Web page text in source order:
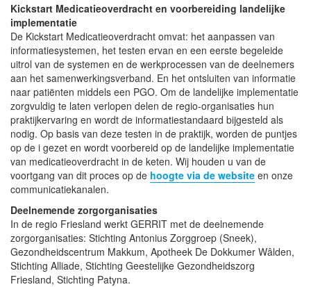
Kickstart Medicatieoverdracht en voorbereiding landelijke
implementatie
De Kickstart Medicatieoverdracht omvat: het aanpassen van
informatiesystemen, het testen ervan en een eerste begeleide
uitrol van de systemen en de werkprocessen van de deelnemers
aan het samenwerkingsverband. En het ontsluiten van informatie
naar patiënten middels een PGO. Om de landelijke implementatie
zorgvuldig te laten verlopen delen de regio-organisaties hun
praktijkervaring en wordt de informatiestandaard bijgesteld als
nodig. Op basis van deze testen in de praktijk, worden de puntjes
op de i gezet en wordt voorbereid op de landelijke implementatie
van medicatieoverdracht in de keten. Wij houden u van de
voortgang van dit proces op de hoogte via de website en onze
communicatiekanalen.
Deelnemende zorgorganisaties
In de regio Friesland werkt GERRIT met de deelnemende
zorgorganisaties: Stichting Antonius Zorggroep (Sneek),
Gezondheidscentrum Makkum, Apotheek De Dokkumer Wâlden,
Stichting Alliade, Stichting Geestelijke Gezondheidszorg
Friesland, Stichting Patyna.